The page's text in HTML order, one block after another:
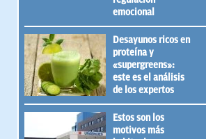
emocional
Desayunos ricos en
proteína y
«supergreens»:
este es el análisis
de los expertos
Estos son los
motivos más